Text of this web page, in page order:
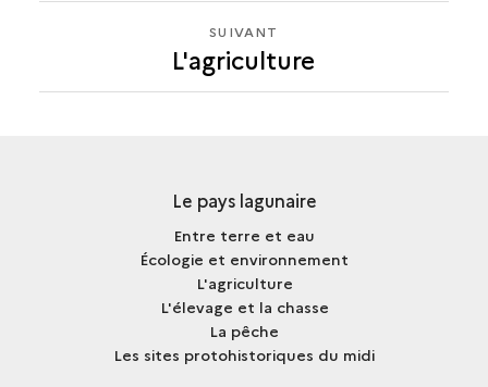
SUIVANT
L'AGRICULTURE
SUIVANT
L'agriculture
Le pays lagunaire
Entre terre et eau
Écologie et environnement
L'agriculture
L'élevage et la chasse
La pêche
Les sites protohistoriques du midi